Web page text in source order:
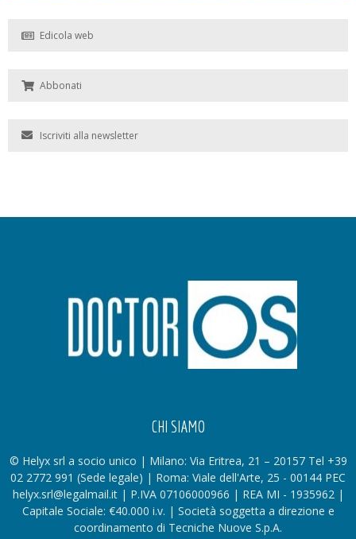
Edicola web
Abbonati
Iscriviti alla newsletter
CHI SIAMO
© Helyx srl a socio unico | Milano: Via Eritrea, 21 – 20157 Tel +39
02 2772 991 (Sede legale) | Roma: Viale dell'Arte, 25 - 00144 PEC
helyx.srl@legalmail.it | P.IVA 07106000966 | REA MI - 1935962 |
Capitale Sociale: €40.000 i.v. | Società soggetta a direzione e
coordinamento di Tecniche Nuove S.p.A.